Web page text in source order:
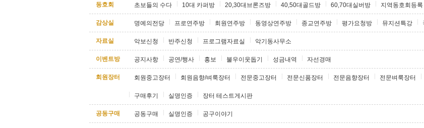
동호회 초보들의 수다 10대 카퍼방 20,30대브론즈방 40,50대골드방 60,70대실버방 지역동호회등록
감상실 명예의전당 프로연주방 회원연주방 동영상연주방 종교연주방 평가요청방 뮤지션특강
자료실 악보신청 반주신청 프로그램자료실 악기동사무소
이벤트방 공지사항 공연/행사 홍보 불우이웃돕기 성금내역 자선경매
회원장터 회원중고장터 회원음향/벼룩장터 전문중고장터 전문신품장터 전문음향장터 전문벼룩장터
구매후기 실명인증 장터 테스트게시판
공동구매 공동구매 실명인증 공구이야기